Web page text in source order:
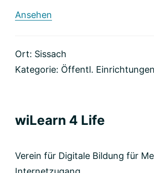
Ansehen
Ort: Sissach
Kategorie: Öffentl.
wiLearn 4 Life
Verein für Digitale Bildung für